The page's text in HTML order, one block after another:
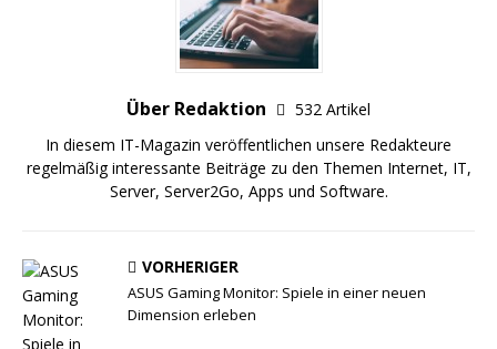
Über Redaktion
532 Artikel
In diesem IT-Magazin veröffentlichen unsere Redakteure
regelmäßig interessante Beiträge zu den Themen Internet, IT,
Server, Server2Go, Apps und Software.
VORHERIGER
ASUS Gaming Monitor: Spiele in einer neuen
Dimension erleben